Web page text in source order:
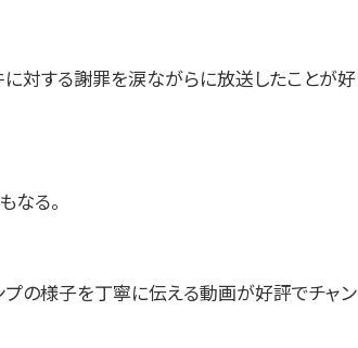
対する謝罪を涙ながらに放送したことが好
なる。
の様子を丁寧に伝える動画が好評でチャン